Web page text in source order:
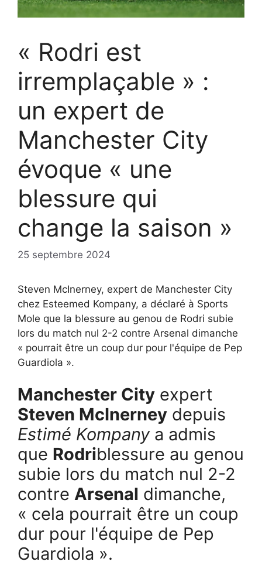
« Rodri est
irremplaçable » :
un expert de
Manchester City
évoque « une
blessure qui
change la saison »
25 septembre 2024
Steven McInerney, expert de Manchester City
chez Esteemed Kompany, a déclaré à Sports
Mole que la blessure au genou de Rodri subie
lors du match nul 2-2 contre Arsenal dimanche
« pourrait être un coup dur pour l'équipe de Pep
Guardiola ».
Manchester City expert
Steven McInerney depuis
Estimé Kompanya admis
que Rodriblessure au genou
subie lors du match nul 2-2
contre Arsenal dimanche,
« cela pourrait être un coup
dur pour l'équipe de Pep
Guardiola ».